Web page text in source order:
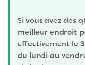
Si vous avez des
meilleur endroit
effectivement le
du lundi au